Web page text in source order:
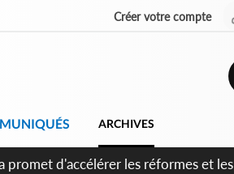
Créer votre compte
ARCHIVES
et veut s'en inspirer pour accélérer le